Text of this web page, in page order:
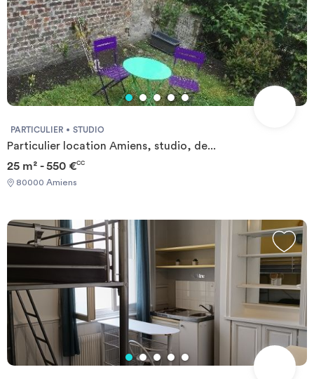
PARTICULIER STUDIO
Particulier location Amiens, studio, de...
25 m² - 550 €CC
80000 Amiens